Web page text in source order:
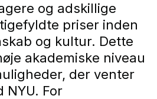
og adskillige
priser inden
og kultur. Dette
akademiske niveau
der venter
NYU. For